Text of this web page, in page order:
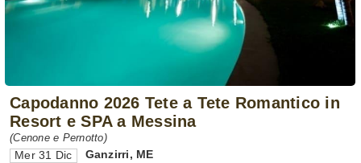
Capodanno 2026 Tete a Tete Romantico in
Resort e SPA a Messina
(Cenone e Pernotto)
Mer 31 Dic Ganzirri , ME